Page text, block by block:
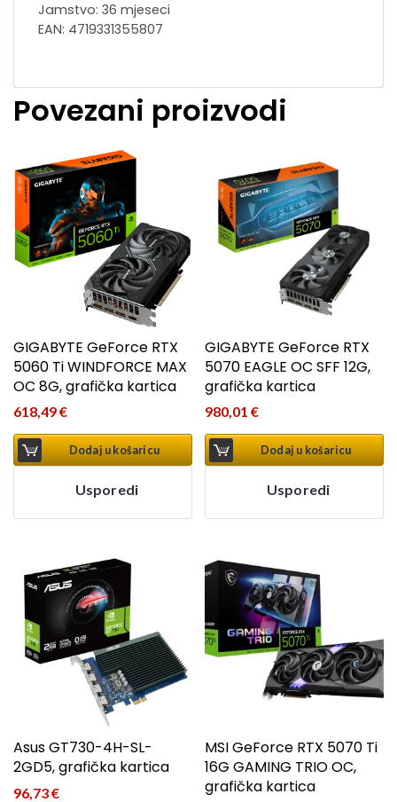
Jamstvo: 36 mjeseci
EAN: 4719331355807
Povezani proizvodi
GIGABYTE GeForce RTX
5060 Ti WINDFORCE MAX
OC 8G, grafička kartica
618,49€
Dodaj u košaricu
Usporedi
GIGABYTE GeForce RTX
5070 EAGLE OC SFF 12G,
grafička kartica
980,01€
Dodaj u košaricu
Usporedi
Asus GT730-4H-SL-
2GD5, grafička kartica
96,73€
MSI GeForce RTX 5070 Ti
16G GAMING TRIO OC,
grafička kartica